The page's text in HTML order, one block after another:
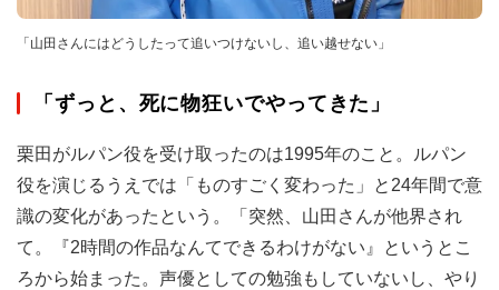
「山田さんにはどうしたって追いつけないし、追い越せない」
「ずっと、死に物狂いでやってきた」
栗田がルパン役を受け取ったのは1995年のこと。ルパン
役を演じるうえでは「ものすごく変わった」と24年間で意
識の変化があったという。「突然、山田さんが他界され
て。『2時間の作品なんてできるわけがない』というとこ
ろから始まった。声優としての勉強もしていないし、やり